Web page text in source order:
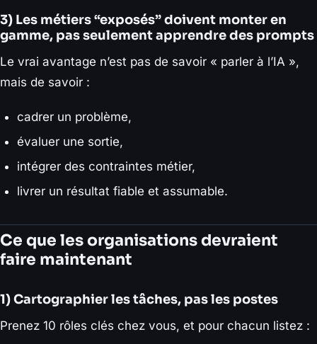
3) Les métiers “exposés” doivent monter en
gamme, pas seulement apprendre des prompts
Le vrai avantage n’est pas de savoir « parler à l’IA »,
mais de savoir :
cadrer un problème,
évaluer une sortie,
intégrer des contraintes métier,
livrer un résultat fiable et assumable.
Ce que les organisations devraient
faire maintenant
1) Cartographier les tâches, pas les postes
Prenez 10 rôles clés chez vous, et pour chacun listez :